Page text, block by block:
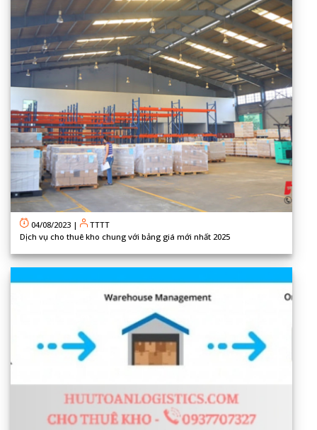
04/08/2023 |
TTTT
Dịch vụ cho thuê kho chung với bảng giá mới nhất 2025